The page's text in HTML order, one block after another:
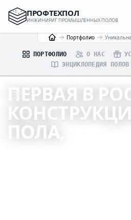
ПРОФТЕХПОЛ
ИНЖИНИРИГ ПРОМЫШЛЕННЫХ ПОЛОВ
Портфолио
ПОРТФОЛИО О НАС
ЭНЦИКЛОПЕДИЯ ПОЛОВ
ПЕРВАЯ В
ПОЛА,